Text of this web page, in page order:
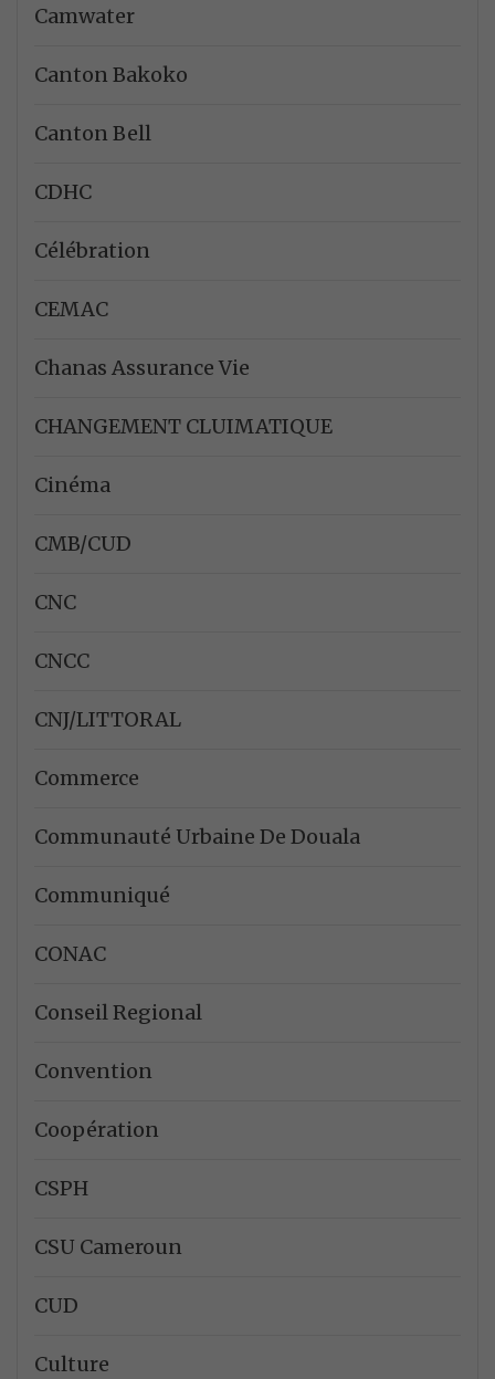
Camwater
Canton Bakoko
Canton Bell
CDHC
Célébration
CEMAC
Chanas Assurance Vie
CHANGEMENT CLUIMATIQUE
Cinéma
CMB/CUD
CNC
CNCC
CNJ/LITTORAL
Commerce
Communauté Urbaine De Douala
Communiqué
CONAC
Conseil Regional
Convention
Coopération
CSPH
CSU Cameroun
CUD
Culture